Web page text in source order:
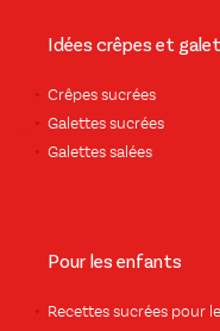
Idées crêpes et
Crêpes sucrées
Galettes sucrées
Galettes salées
Pour les enfants
Recettes sucrées pour